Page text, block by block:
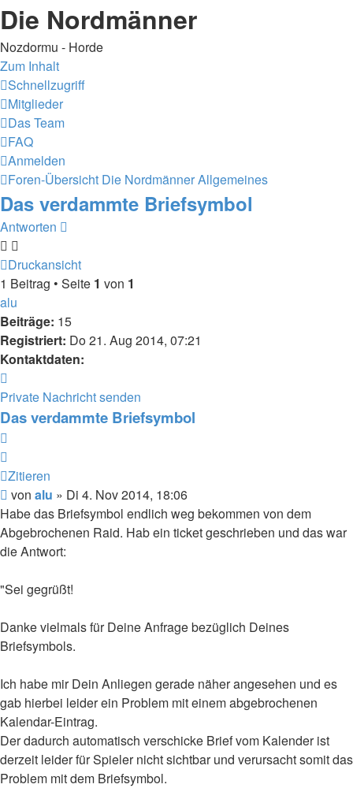
Die Nordmänner
Nozdormu - Horde
Zum Inhalt
Schnellzugriff
Mitglieder
Das Team
FAQ
Anmelden
Foren-Übersicht Die NordmännerAllgemeines
Das verdammte Briefsymbol
Antworten
Druckansicht
1 Beitrag • Seite 1 von 1
alu
Beiträge: 15
Registriert: Do 21. Aug 2014, 07:21
Kontaktdaten:
von
alu
Private Nachricht senden
Das verdammte Briefsymbol
Zitieren
Beitrag
von alu » Di 4. Nov 2014, 18:06
Habe das Briefsymbol endlich weg bekommen von dem
Abgebrochenen Raid. Hab ein ticket geschrieben und das war
die Antwort:
"Sei gegrüßt!
Danke vielmals für Deine Anfrage bezüglich Deines
Briefsymbols.
Ich habe mir Dein Anliegen gerade näher angesehen und es
gab hierbei leider ein Problem mit einem abgebrochenen
Kalendar-Eintrag.
Der dadurch automatisch verschicke Brief vom Kalender ist
derzeit leider für Spieler nicht sichtbar und verursacht somit das
Problem mit dem Briefsymbol.